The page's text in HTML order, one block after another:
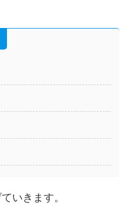
いきます。